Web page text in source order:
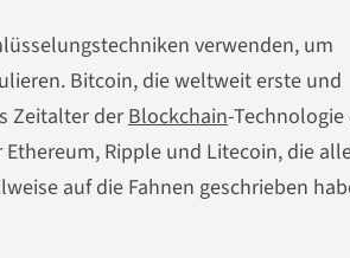
verwenden, um
Bitcoin, die weltweit erste und
Zeitalter derBlockchain-Technologie
Ripple und Litecoin, die
auf die Fahnen geschrieben